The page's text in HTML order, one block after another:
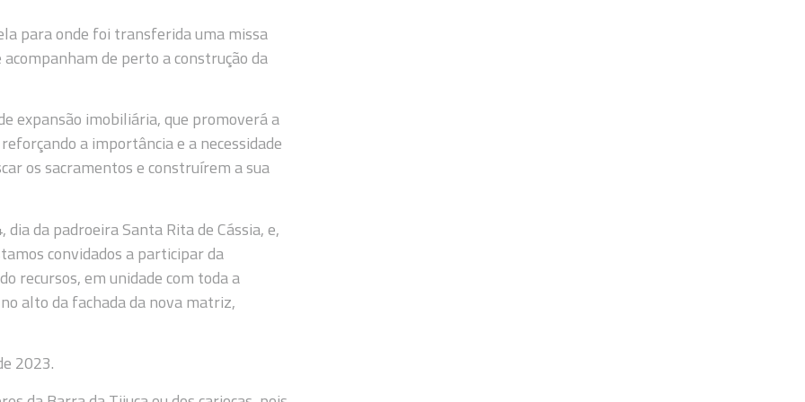
para onde foi transferida uma missa
de perto a construção da
expansão imobiliária, que promoverá a
a importância e a necessidade
os sacramentos e construírem a sua
da padroeira Santa Rita de Cássia, e,
convidados a participar da
recursos, em unidade com toda a
alto da fachada da nova matriz,
2023.